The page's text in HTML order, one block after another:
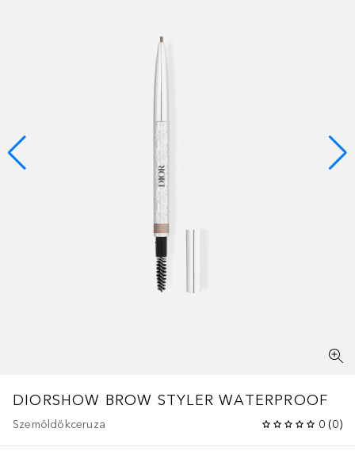
DIORSHOW BROW STYLER WATERPROOF
Szemöldökceruza 0 (0)